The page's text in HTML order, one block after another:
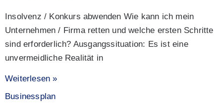
Insolvenz / Konkurs abwenden Wie kann ich mein
Unternehmen / Firma retten und welche ersten Schritte
sind erforderlich? Ausgangssituation: Es ist eine
unvermeidliche Realität in
Weiterlesen »
Businessplan